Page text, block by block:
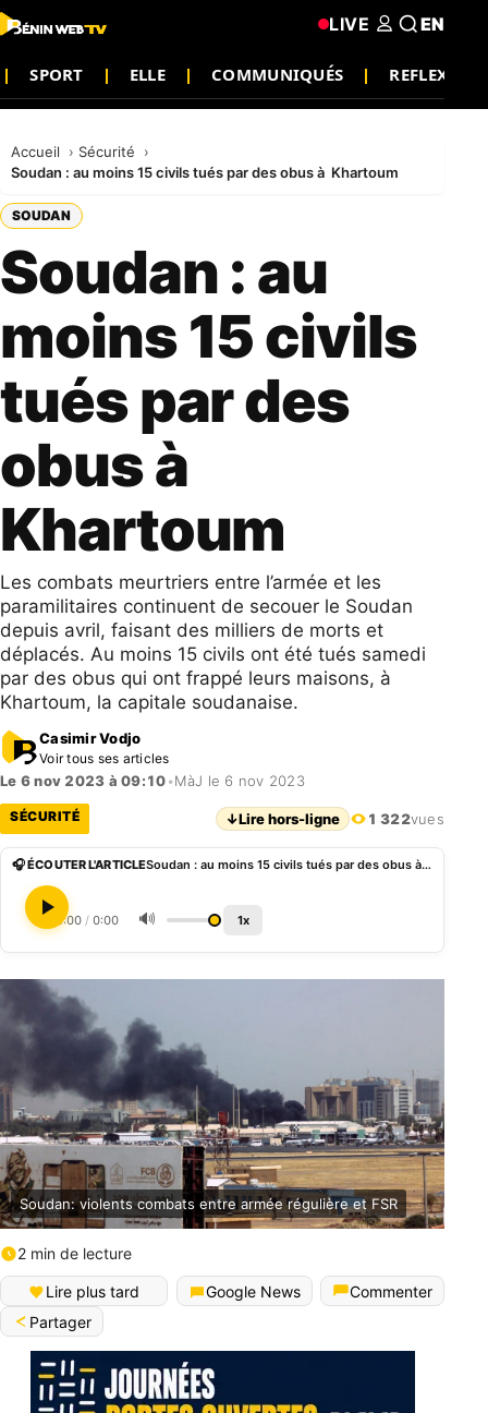
SPORT ELLE COMMUNIQUÉS REFLEXION
LIVE EN
Accueil
Sécurité
Soudan : au moins 15 civils tués par des obus à Khartoum
SOUDAN
Soudan : au
moins 15 civils
tués par des
obus à
Khartoum
Les combats meurtriers entre l’armée et les
paramilitaires continuent de secouer le Soudan
depuis avril, faisant des milliers de morts et
déplacés. Au moins 15 civils ont été tués samedi
par des obus qui ont frappé leurs maisons, à
Khartoum, la capitale soudanaise.
Casimir Vodjo
Voir tous ses articles
Le 6 nov 2023 à 09:10•MàJ le 6 nov 2023
SÉCURITÉ ↓Lire hors-ligne 1 322vues
🎧 ÉCOUTER L'ARTICLE Soudan : au moins 15 civils tués par des obus à Khartoum
0:00 / 0:00 🔊 1x
Soudan: violents combats entre armée régulière et FSR
2 min de lecture
Lire plus tard Google News
Commenter
Partager